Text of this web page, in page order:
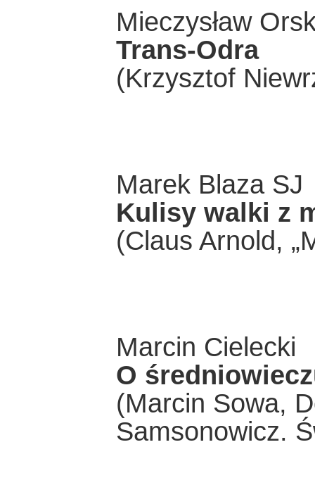
Mieczysław
Trans-Odra
(Krzysztof
Marek Blaza SJ
Kulisy walki z
(Claus Arnold,
Marcin Cielecki
O
(Marcin Sowa,
Samsonowicz.